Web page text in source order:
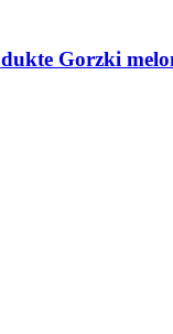
Gorzki